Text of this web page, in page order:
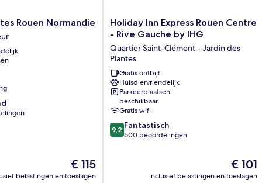
Rouen Normandie
De
prijs
€ 115
belastingen en toeslagen
Holiday
Inn
Rouen
Centre
-
Rive
Gauche
by
IHG
Quartier
Saint-
Holiday Inn Express Rouen Centre
- Rive Gauche by IHG
Quartier Saint-Clément - Jardin des
Plantes
Gratis ontbijt
Huisdiervriendelijk
Parkeerplaatsen
beschikbaar
Gratis wifi
9.2
van
beoordelingen
9,2 Fantastisch
600 beoordelingen
De
prijs
€ 101
inclusief belastingen en toeslagen